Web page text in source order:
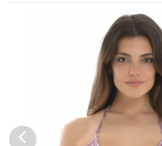
Waschen und trocknen
einem
80%
gdpytminbot17